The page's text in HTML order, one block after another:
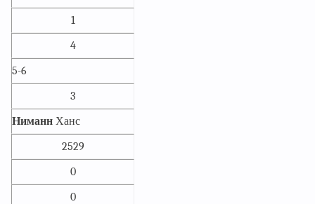
1
4
5-6
3
Ниманн Ханс
2529
0
0